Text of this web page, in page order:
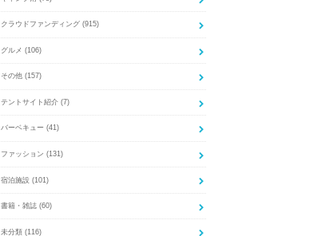
クラウドファンディング (915)
グルメ (106)
その他 (157)
テントサイト紹介 (7)
バーベキュー (41)
ファッション (131)
宿泊施設 (101)
書籍・雑誌 (60)
未分類 (116)